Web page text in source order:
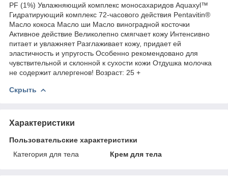
PF (1%) Увлажняющий комплекс моносахаридов Aquaxyl™
Гидратирующий комплекс 72-часового действия Pentavitin®
Масло кокоса Масло ши Масло виноградной косточки
Активное действие Великолепно смягчает кожу Интенсивно
питает и увлажняет Разглаживает кожу, придает ей
эластичность и упругость Особенно рекомендовано для
чувствительной и склонной к сухости кожи Отдушка молочка
не содержит аллергенов! Возраст: 25 +
Скрыть
Характеристики
Пользовательские характеристики
Категория для тела
Крем для тела